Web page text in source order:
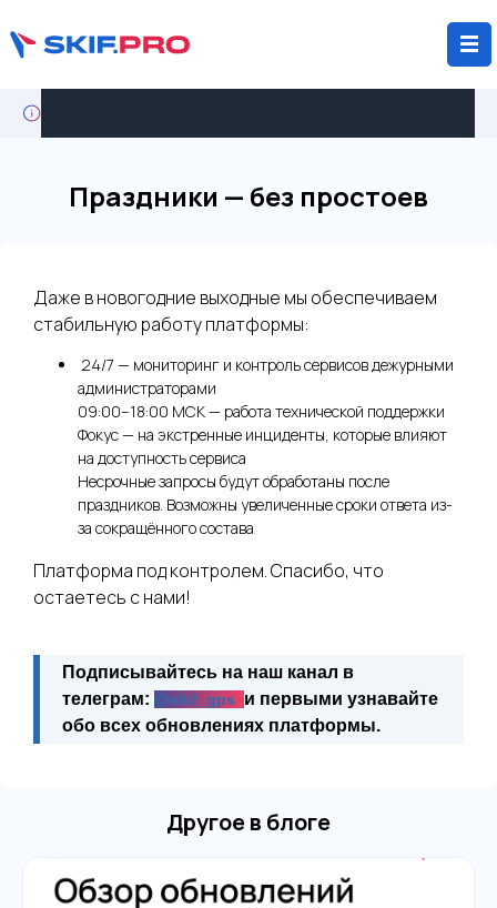
Праздники — без простоев
Даже в новогодние выходные мы обеспечиваем
стабильную работу платформы:
24/7 — мониторинг и контроль сервисов дежурными
администраторами
09:00–18:00 МСК — работа технической поддержки
Фокус — на экстренные инциденты, которые влияют
на доступность сервиса
Несрочные запросы будут обработаны после
праздников. Возможны увеличенные сроки ответа из-
за сокращённого состава
Платформа под контролем. Спасибо, что
остаетесь с нами!
Подписывайтесь на наш канал в
телеграм: @skif_gps и первыми узнавайте
обо всех обновлениях платформы.
Другое в блоге